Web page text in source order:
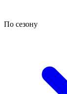
По сезону